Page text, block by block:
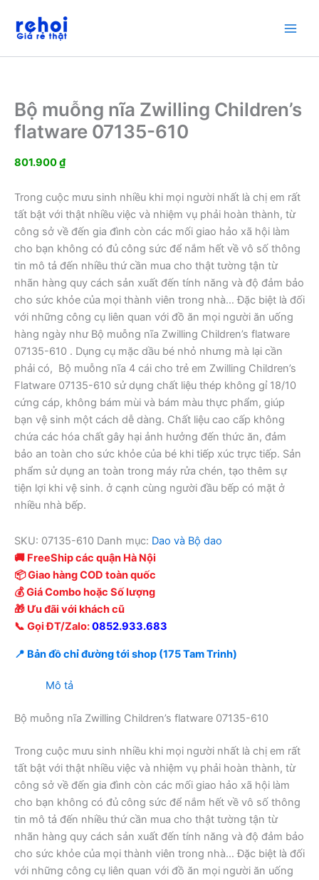
dung
Bộ muỗng nĩa Zwilling Children’s
flatware 07135-610
801.900₫
Trong cuộc mưu sinh nhiều khi mọi người nhất là chị em rất
tất bật với thật nhiều việc và nhiệm vụ phải hoàn thành, từ
công sở về đến gia đình còn các mối giao hảo xã hội làm
cho bạn không có đủ công sức để nắm hết về vô số thông
tin mô tả đến nhiều thứ cần mua cho thật tường tận từ
nhãn hàng quy cách sản xuất đến tính năng và độ đảm bảo
cho sức khỏe của mọi thành viên trong nhà… Đặc biệt là đối
với những công cụ liên quan với đồ ăn mọi người ăn uống
hàng ngày như Bộ muỗng nĩa Zwilling Children’s flatware
07135-610 . Dụng cụ mặc dầu bé nhỏ nhưng mà lại cần
phải có, Bộ muỗng nĩa 4 cái cho trẻ em Zwilling Children’s
Flatware 07135-610 sử dụng chất liệu thép không gỉ 18/10
cứng cáp, không bám mùi và bám màu thực phẩm, giúp
bạn vệ sinh một cách dễ dàng. Chất liệu cao cấp không
chứa các hóa chất gây hại ảnh hưởng đến thức ăn, đảm
bảo an toàn cho sức khỏe của bé khi tiếp xúc trực tiếp. Sản
phẩm sử dụng an toàn trong máy rửa chén, tạo thêm sự
tiện lợi khi vệ sinh. ở cạnh cùng người đầu bếp có mặt ở
nhiều nhà bếp.
SKU: 07135-610 Danh mục: Dao và Bộ dao
🚚 FreeShip các quận Hà Nội
📦 Giao hàng COD toàn quốc
💰 Giá Combo hoặc Số lượng
🎁 Ưu đãi với khách cũ
📞 Gọi ĐT/Zalo:0852.933.683
📍 Bản đồ chỉ đường tới shop (175 Tam Trinh)
Mô tả
Bộ muỗng nĩa Zwilling Children’s flatware 07135-610
Trong cuộc mưu sinh nhiều khi mọi người nhất là chị em rất
tất bật với thật nhiều việc và nhiệm vụ phải hoàn thành, từ
công sở về đến gia đình còn các mối giao hảo xã hội làm
cho bạn không có đủ công sức để nắm hết về vô số thông
tin mô tả đến nhiều thứ cần mua cho thật tường tận từ
nhãn hàng quy cách sản xuất đến tính năng và độ đảm bảo
cho sức khỏe của mọi thành viên trong nhà… Đặc biệt là đối
với những công cụ liên quan với đồ ăn mọi người ăn uống